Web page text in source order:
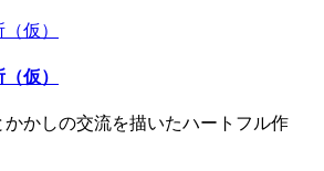
仮）
仮）
かかしの交流を描いたハートフル作